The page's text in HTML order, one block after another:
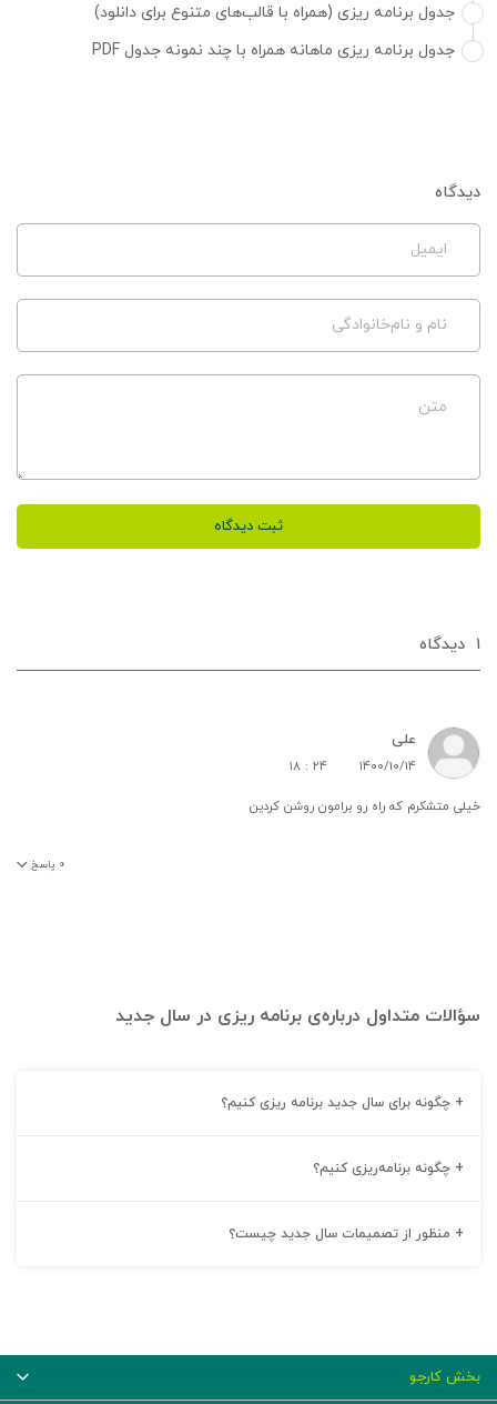
جدول برنامه ریزی (همراه با قالب‌های متنوع برای دانلود)
جدول برنامه ریزی ماهانه همراه با چند نمونه جدول PDF
دیدگاه
ایمیل
نام و نام‌خانوادگی
متن
ثبت دیدگاه
۱ دیدگاه‌
علی
۱۴۰۰/۱۰/۱۴ ۱۸ : ۲۴
خیلی متشکرم که راه رو برامون روشن کردین
۰ پاسخ
سؤالات متداول درباره‌ی برنامه ریزی در سال جدید
+ چگونه برای سال جدید برنامه ریزی کنیم؟
+ چگونه برنامه‌ریزی کنیم؟
+ منظور از تصمیمات سال جدید چیست؟
بخش کارجو